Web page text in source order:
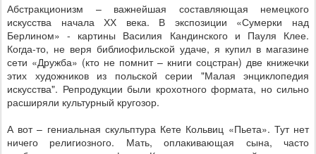
Абстракционизм – важнейшая составляющая немецкого
искусства начала ХХ века. В экспозиции «Сумерки над
Берлином» - картины Василия Кандинского и Пауля Клее.
Когда-то, не веря библиофильской удаче, я купил в магазине
сети «Дружба» (кто не помнит – книги соцстран) две книжечки
этих художников из польской серии "Малая энциклопедия
искусства". Репродукции были крохотного формата, но сильно
расширяли культурный кругозор.
А вот – гениальная скульптура Кете Кольвиц «Пьета». Тут нет
ничего религиозного. Мать, оплакивающая сына, часто